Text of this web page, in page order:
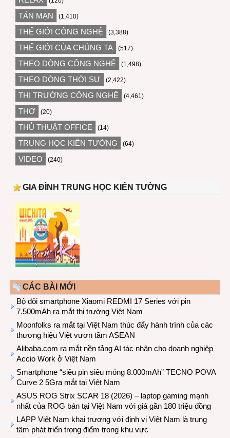
TẢN MẠN (1,410)
THẾ GIỚI CÔNG NGHỆ (3,388)
THẾ GIỚI CỦA CHÚNG TA (517)
THEO DÒNG CÔNG NGHỆ (1,498)
THEO DÒNG THỜI SỰ (2,422)
THỊ TRƯỜNG CÔNG NGHỆ (4,461)
THƠ (20)
THỦ THUẬT OFFICE (14)
TRUNG HỌC KIẾN TƯỜNG (64)
VIDEO (240)
GIA ĐÌNH TRUNG HỌC KIẾN TƯỜNG
CÁC BÀI MỚI
Bộ đôi smartphone Xiaomi REDMI 17 Series với pin
7.500mAh ra mắt thị trường Việt Nam
Moonfolks ra mắt tại Việt Nam thúc đẩy hành trình của các
thương hiệu Việt vươn tầm ASEAN
Alibaba.com ra mắt nền tảng AI tác nhân cho doanh nghiệp
Accio Work ở Việt Nam
Smartphone “siêu pin siêu mỏng 8.000mAh” TECNO POVA
Curve 2 5Gra mắt tại Việt Nam
ASUS ROG Strix SCAR 18 (2026) – laptop gaming mạnh
nhất của ROG bán tại Việt Nam với giá gần 180 triệu đồng
LAPP Việt Nam khai trương với định vị Việt Nam là trung
tâm phát triển trọng điểm trong khu vực